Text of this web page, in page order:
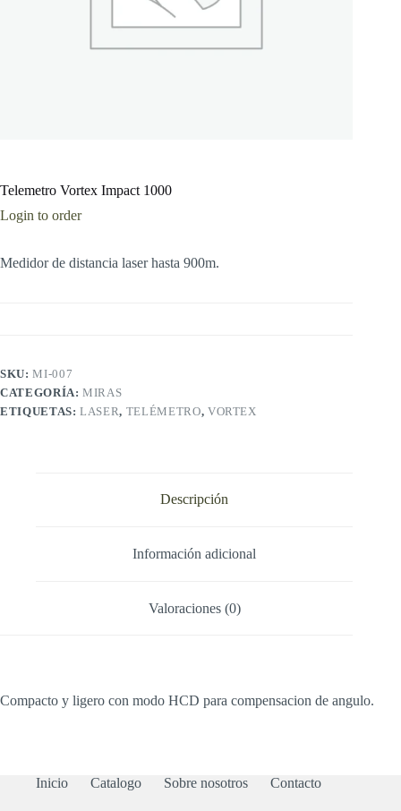
Telemetro Vortex Impact 1000
Login to order
Medidor de distancia laser hasta 900m.
SKU:MI-007
CATEGORÍA:MIRAS
ETIQUETAS:LASER, TELÉMETRO, VORTEX
Descripción
Información adicional
Valoraciones (0)
Compacto y ligero con modo HCD para compensacion de angulo.
Inicio Catalogo Sobre nosotros Contacto